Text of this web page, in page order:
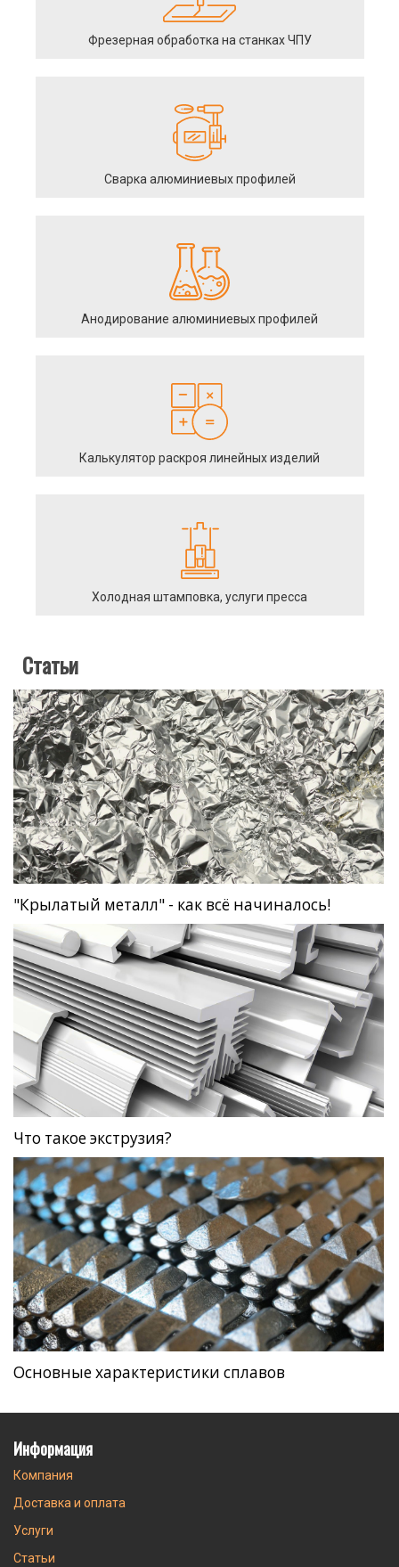
Фрезерная обработка на станках ЧПУ
Сварка алюминиевых профилей
Анодирование алюминиевых профилей
Калькулятор раскроя линейных изделий
Холодная штамповка, услуги пресса
Статьи
"Крылатый металл" - как всё начиналось!
Что такое экструзия?
Основные характеристики сплавов
Информация
Компания
Доставка и оплата
Услуги
Статьи